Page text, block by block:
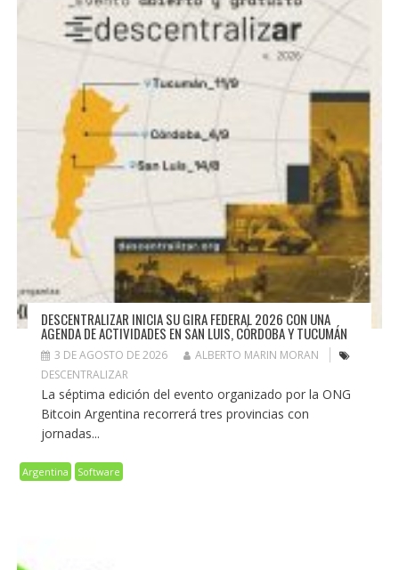
DESCENTRALIZAR INICIA SU GIRA FEDERAL 2026 CON UNA
AGENDA DE ACTIVIDADES EN SAN LUIS, CÓRDOBA Y TUCUMÁN
3 DE AGOSTO DE 2026
ALBERTO MARIN MORAN
DESCENTRALIZAR
La séptima edición del evento organizado por la ONG
Bitcoin Argentina recorrerá tres provincias con
jornadas...
Argentina Software